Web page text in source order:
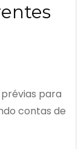
para
contas de